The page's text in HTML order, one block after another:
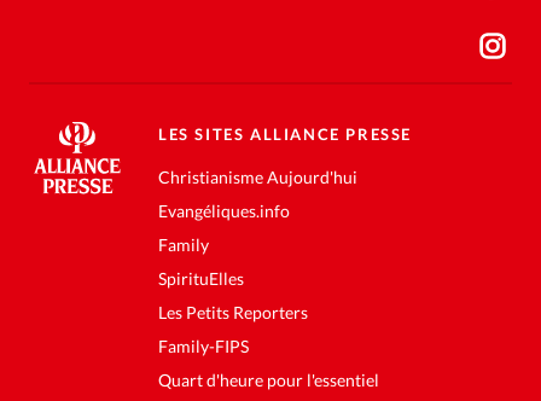
LES SITES ALLIANCE PRESSE
Christianisme Aujourd'hui
Evangéliques.info
Family
SpirituElles
Les Petits Reporters
Family-FIPS
Quart d'heure pour l'essentiel